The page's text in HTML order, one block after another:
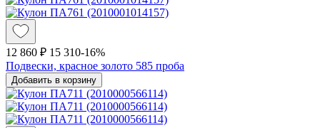
12 860 ₽ 15 310-16%
Подвески, красное золото 585 проба
Добавить в корзину